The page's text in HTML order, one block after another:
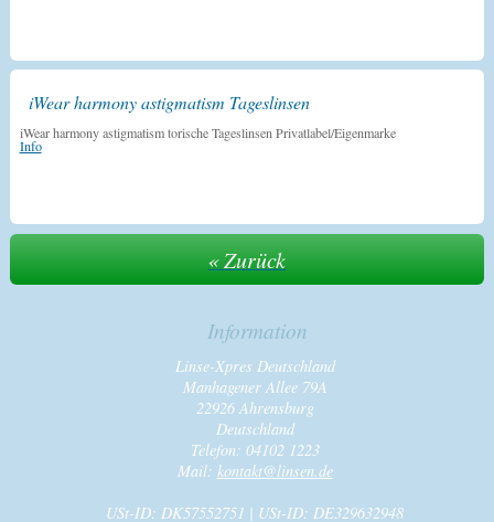
iWear harmony astigmatism Tageslinsen
iWear harmony astigmatism torische Tageslinsen Privatlabel/Eigenmarke
Info
« Zurück
Information
Linse-Xpres Deutschland
Manhagener Allee 79A
22926 Ahrensburg
Deutschland
Telefon: 04102 1223
Mail: kontakt@linsen.de
USt-ID: DK57552751 | USt-ID: DE329632948